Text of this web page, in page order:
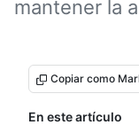
mantener la
Copiar como
En este artículo